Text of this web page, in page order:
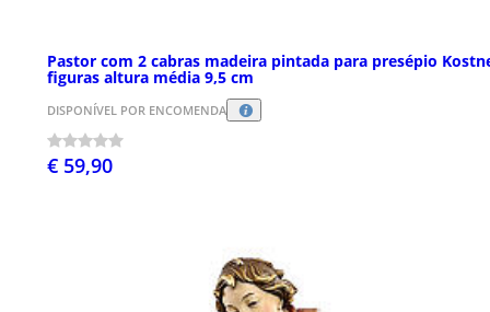
Pastor com 2 cabras madeira pintada para presépio
figuras altura média 9,5 cm
DISPONÍVEL POR ENCOMENDA
€ 59,90